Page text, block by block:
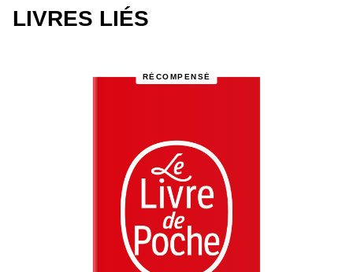
LIVRES LIÉS
RÉCOMPENSÉ